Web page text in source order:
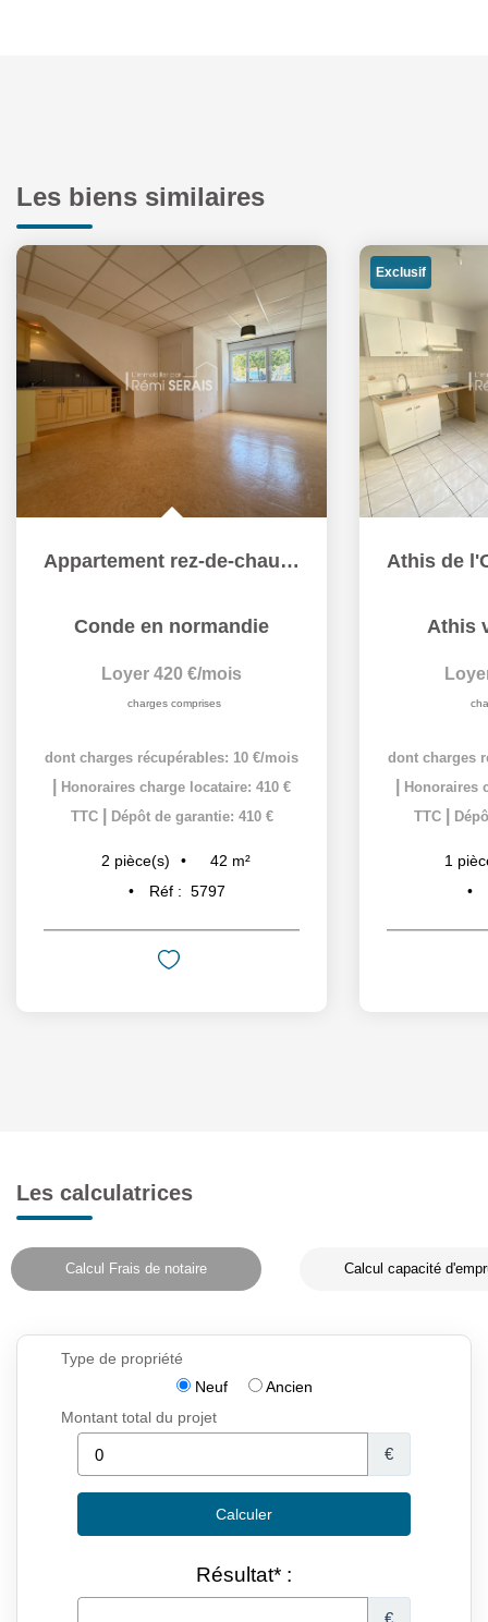
Les biens similaires
Appartement rez-de-chaussée CONDE
Conde en normandie
Loyer 420 €/mois
charges comprises
dont charges récupérables: 10 €/mois
Honoraires charge locataire: 410 €
TTC
Dépôt de garantie: 410 €
2 pièce(s) 42 m²
Réf : 5797
Exclusif
Athis
dont charges
Honoraires
TTC
1
Les calculatrices
Calcul Frais de notaire Calcul capacité